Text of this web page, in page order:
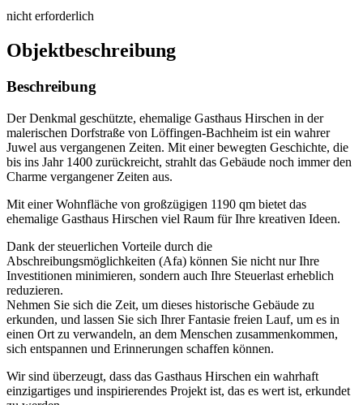
nicht erforderlich
Objekt­beschreibung
Beschreibung
Der Denkmal geschützte, ehemalige Gasthaus Hirschen in der
malerischen Dorfstraße von Löffingen-Bachheim ist ein wahrer
Juwel aus vergangenen Zeiten. Mit einer bewegten Geschichte, die
bis ins Jahr 1400 zurückreicht, strahlt das Gebäude noch immer den
Charme vergangener Zeiten aus.
Mit einer Wohnfläche von großzügigen 1190 qm bietet das
ehemalige Gasthaus Hirschen viel Raum für Ihre kreativen Ideen.
Dank der steuerlichen Vorteile durch die
Abschreibungsmöglichkeiten (Afa) können Sie nicht nur Ihre
Investitionen minimieren, sondern auch Ihre Steuerlast erheblich
reduzieren.
Nehmen Sie sich die Zeit, um dieses historische Gebäude zu
erkunden, und lassen Sie sich Ihrer Fantasie freien Lauf, um es in
einen Ort zu verwandeln, an dem Menschen zusammenkommen,
sich entspannen und Erinnerungen schaffen können.
Wir sind überzeugt, dass das Gasthaus Hirschen ein wahrhaft
einzigartiges und inspirierendes Projekt ist, das es wert ist, erkundet